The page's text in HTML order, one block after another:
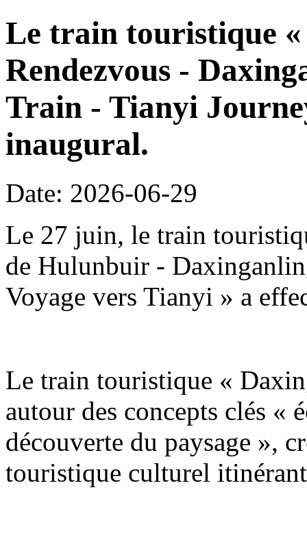
Le train touristique
Rendezvous -
Train - Tianyi
inaugural.
Date: 2026-06-29
Le 27 juin, le train
de Hulunbuir -
Voyage vers Tianyi » a
Le train touristique «
autour des concepts clés «
découverte du paysage »,
touristique culturel